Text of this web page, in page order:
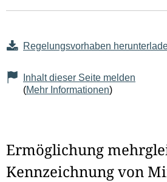
Regelungsvorhaben
Inhalt dieser Seite melden
(Mehr Informationen)
Ermöglichung
Kennzeichnung von